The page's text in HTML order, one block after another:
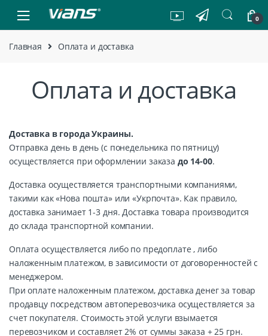
Skip to navigation
Skip to content
0
Главная Оплата и доставка
Оплата и доставка
Доставка в города Украины.
Отправка день в день (с понедельника по пятницу)
осуществляется при оформлении заказа до 14-00.
Доставка осуществляется транспортными компаниями,
такими как «Нова пошта» или «Укрпочта». Как правило,
доставка занимает 1-3 дня. Доставка товара производится
до склада транспортной компании.
Оплата осуществляется либо по предоплате , либо
наложенным платежом, в зависимости от договоренностей с
менеджером.
При оплате наложенным платежом, доставка денег за товар
продавцу посредством автоперевозчика осуществляется за
счет покупателя. Стоимость этой услуги взымается
перевозчиком и составляет 2% от суммы заказа + 25 грн.